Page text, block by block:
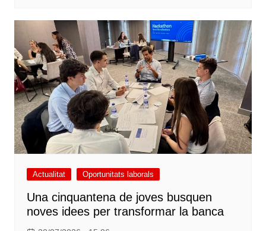
Actualitat Oportunitats laborals
Una cinquantena de joves busquen
noves idees per transformar la banca